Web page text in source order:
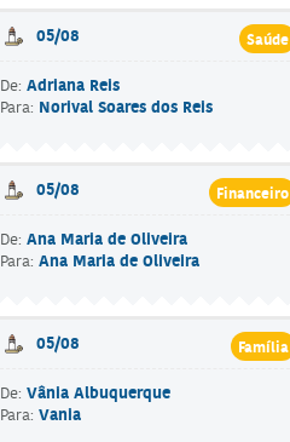
Saúde
05/08
De: Adriana Reis
Para: Norival Soares dos Reis
Financeiro
05/08
De: Ana Maria de Oliveira
Para: Ana Maria de Oliveira
Família
05/08
De: Vânia Albuquerque
Para: Vania